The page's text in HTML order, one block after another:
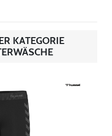
KATEGORIE